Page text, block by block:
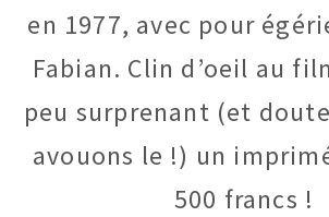
en 1977, avec pour
Fabian. Clin d’oeil au
peu surprenant (et
avouons le !) un
500 francs !